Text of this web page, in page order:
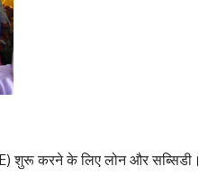
शुरू करने के लिए लोन और सब्सिडी।